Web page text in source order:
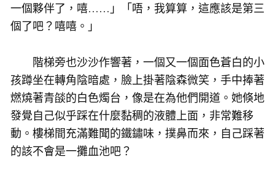
一個夥伴了，嘻……」「唔，我算算，這應該是第三
個了吧？嘻嘻。」
階梯旁也沙沙作響著，一個又一個面色蒼白的小
孩蹲坐在轉角陰暗處，臉上掛著陰森微笑，手中捧著
燃燒著青燄的白色燭台，像是在為他們開道。她倏地
發覺自己似乎踩在什麼黏稠的液體上面，非常難移
動。樓梯間充滿難聞的鐵鏽味，撲鼻而來，自己踩著
的該不會是一攤血池吧？